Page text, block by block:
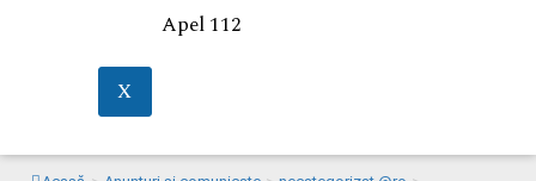
Apel 112
X